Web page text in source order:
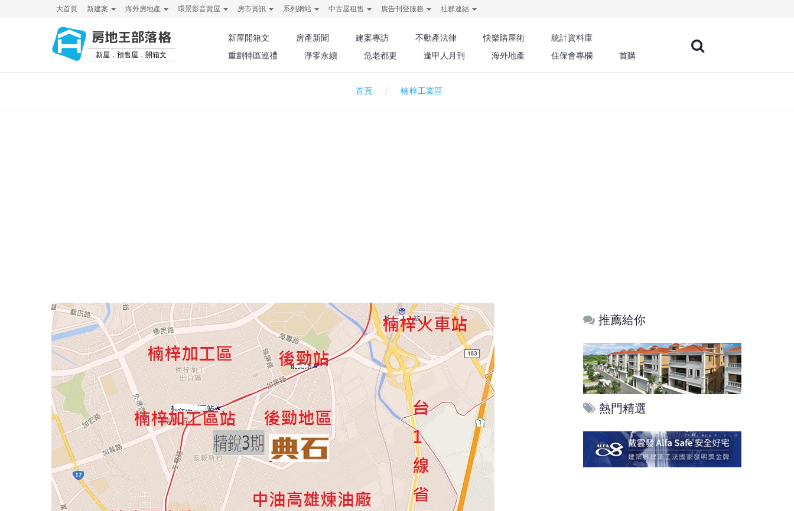
大首頁 新建案 海外房地產 環景影音賞屋 房市資訊 系列網站 中古屋租售 廣告刊登服務 社群連結
房地王部落格
新屋．預售屋．開箱文
新屋開箱文 房產新聞 建案專訪 不動產法律 快樂購屋術
統計資料庫
重劃特區巡禮
淨零永續 危老都更 逢甲人月刊 海外地產 住保會專欄 首購
首頁 楠梓工業區
推薦給你
熱門精選